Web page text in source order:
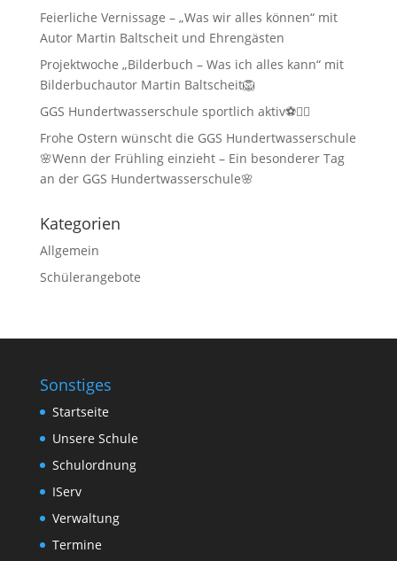
Feierliche Vernissage – „Was wir alles können“ mit
Autor Martin Baltscheit und Ehrengästen
Projektwoche „Bilderbuch – Was ich alles kann“ mit
Bilderbuchautor Martin Baltscheit🦁
GGS Hundertwasserschule sportlich aktiv⚽🏃‍♂️
Frohe Ostern wünscht die GGS Hundertwasserschule
🌸Wenn der Frühling einzieht – Ein besonderer Tag
an der GGS Hundertwasserschule🌸
Kategorien
Allgemein
Schülerangebote
Sonstiges
Startseite
Unsere Schule
Schulordnung
IServ
Verwaltung
Termine